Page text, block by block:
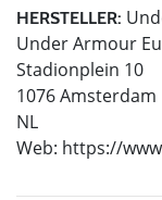
HERSTELLER:
Under Armour
Stadionplein 10
1076 Amsterdam
NL
Web: https://